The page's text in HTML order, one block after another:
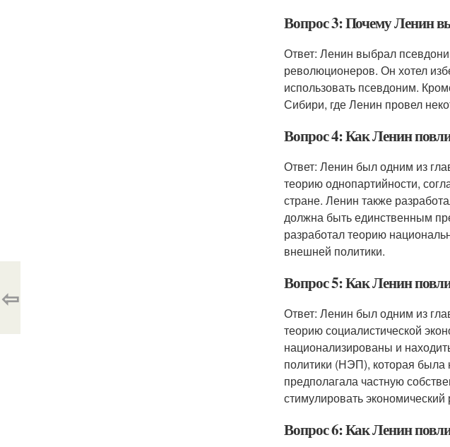
Вопрос 3: Почему Ленин
Ответ: Ленин выбрал
революционеров. Он хотел
использовать псевдоним.
Сибири, где Ленин провел
Вопрос 4: Как Ленин
Ответ: Ленин был одним из
теорию однопартийности,
стране. Ленин также
должна быть единственным
разработал теорию
внешней политики.
Вопрос 5: Как Ленин
Ответ: Ленин был одним из
теорию социалистической
национализированы и
политики (НЭП), которая
предполагала частную
стимулировать экономический
Вопрос 6: Как Ленин
⇦